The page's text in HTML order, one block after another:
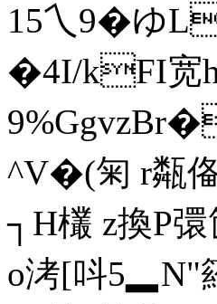
15乀9� ゆ
�4I/kFI宽h
^V�(匊 r甐
┐H欉 z換P
o洘[呌